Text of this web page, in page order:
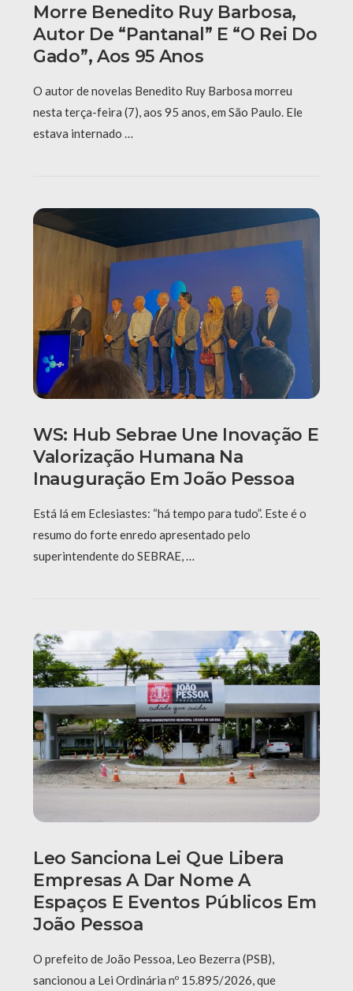
Morre Benedito Ruy Barbosa,
Autor De “Pantanal” E “O Rei Do
Gado”, Aos 95 Anos
O autor de novelas Benedito Ruy Barbosa morreu
nesta terça-feira (7), aos 95 anos, em São Paulo. Ele
estava internado …
WS: Hub Sebrae Une Inovação E
Valorização Humana Na
Inauguração Em João Pessoa
Está lá em Eclesiastes: “há tempo para tudo”. Este é o
resumo do forte enredo apresentado pelo
superintendente do SEBRAE, …
Leo Sanciona Lei Que Libera
Empresas A Dar Nome A
Espaços E Eventos Públicos Em
João Pessoa
O prefeito de João Pessoa, Leo Bezerra (PSB),
sancionou a Lei Ordinária nº 15.895/2026, que